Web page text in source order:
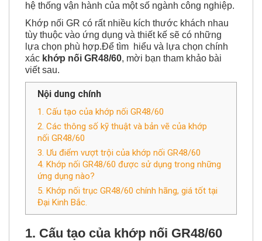
hệ thống vận hành của một số ngành công nghiệp.
Khớp nối GR có rất nhiều kích thước khách nhau
tùy thuộc vào ứng dụng và thiết kế sẽ có những
lựa chọn phù hợp.Để tìm hiểu và lựa chọn chính
xác khớp nối GR48/60, mời bạn tham khảo bài
viết sau.
Nội dung chính
1. Cấu tạo của khớp nối GR48/60
2. Các thông số kỹ thuật và bản vẽ của khớp
nối GR48/60
3. Ưu điểm vượt trội của khớp nối GR48/60
4. Khớp nối GR48/60 được sử dụng trong những
ứng dụng nào?
5. Khớp nối trục GR48/60 chính hãng, giá tốt tại
Đại Kinh Bắc.
1. Cấu tạo của khớp nối GR48/60